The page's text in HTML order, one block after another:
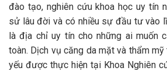
đào tạo, nghiên cứu khoa học uy tín
sử lâu đời và có nhiều sự đầu tư vào
là địa chỉ uy tín cho những ai muốn
toàn. Dịch vụ căng da mặt và thẩm mỹ
yếu được thực hiện tại Khoa Nghiên